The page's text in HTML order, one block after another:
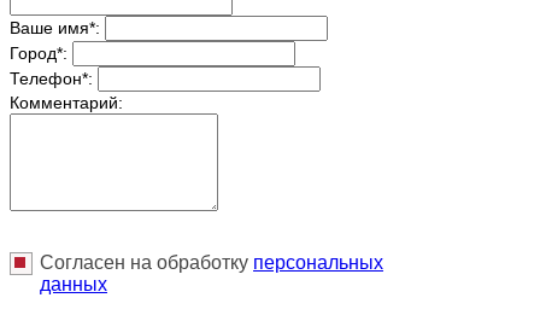
Ваше имя*:
Город*:
Телефон*:
Комментарий:
Согласен на обработку персональныx
данных